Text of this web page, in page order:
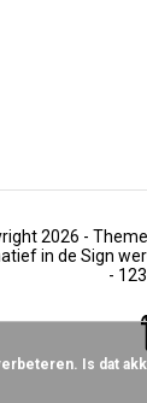
2026 -
in de Sign
-
Is dat